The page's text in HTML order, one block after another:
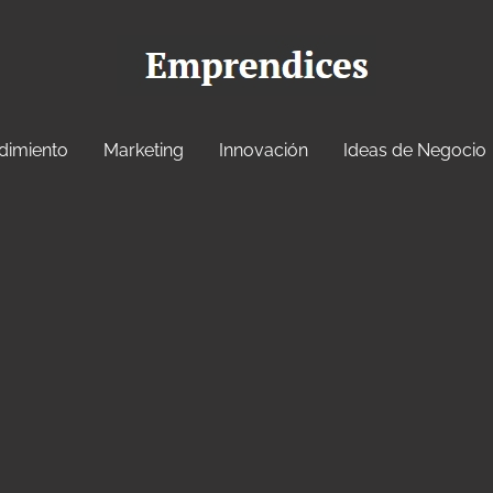
Marketing Innovación Ideas de Negocio